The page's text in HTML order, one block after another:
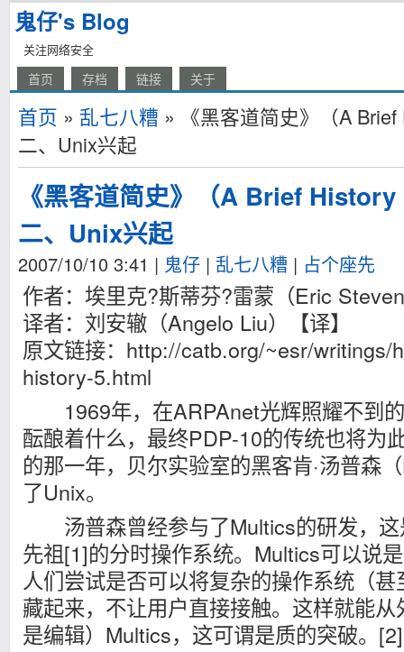
鬼仔's Blog
关注网络安全
首页 存档 链接 关于
首页 » 乱七八糟 » 《黑客道简史》（A
二、Unix兴起
《黑客道简史》（A Brief
二、Unix兴起
2007/10/10 3:41 | 鬼仔 | 乱七八糟 | 占个座先
作者：埃里克?斯蒂芬?雷蒙（Eric
译者：刘安辙（Angelo Liu）【译】
原文链接：http://catb.org/~esr/writings/
history-5.html
1969年，在ARPAnet光辉照耀不到
酝酿着什么，最终PDP-10的传统也将为
的那一年，贝尔实验室的黑客肯·汤普森
了Unix。
汤普森曾经参与了Multics的研发，这
先祖[1]的分时操作系统。Multics可以说
人们尝试是否可以将复杂的操作系统（
藏起来，不让用户直接接触。这样就能从
是编辑）Multics，这可谓是质的突破。[2]